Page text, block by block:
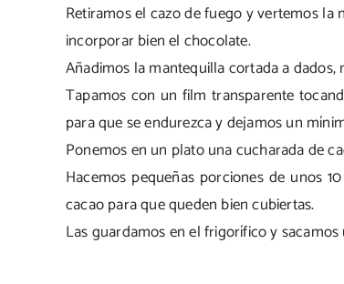
Retiramos el cazo de fuego y vertemos
incorporar bien el chocolate.
Añadimos la mantequilla cortada a
Tapamos con un film transparente
para que se endurezca y dejamos un
Ponemos en un plato una cucharada de
Hacemos pequeñas porciones de unos
cacao para que queden bien cubiertas.
Las guardamos en el frigorífico y